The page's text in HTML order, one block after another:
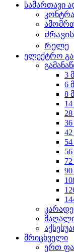
სამართავი
Რელე
ელექტრო
3
6
8
მრიცხველი
ერთ